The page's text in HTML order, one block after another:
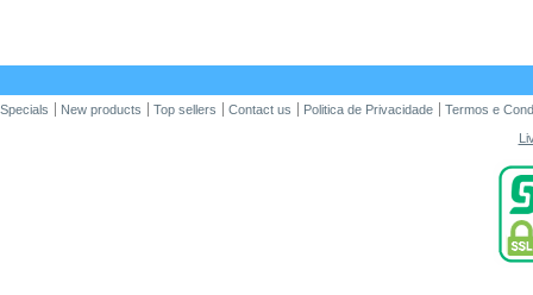
Specials New products Top sellers Contact us Politica de Privacidade
Termos e